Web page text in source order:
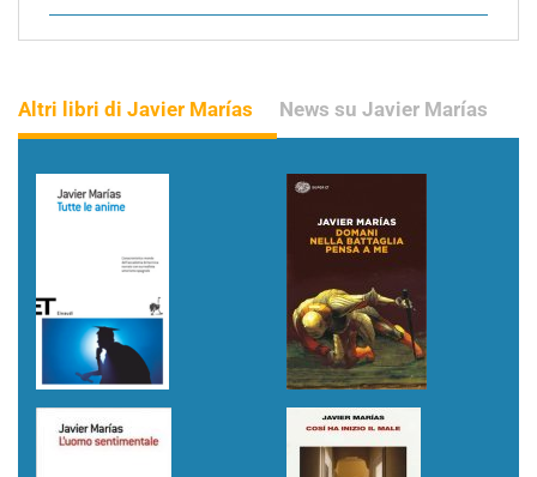
Altri libri di Javier Marías News su Javier Marías